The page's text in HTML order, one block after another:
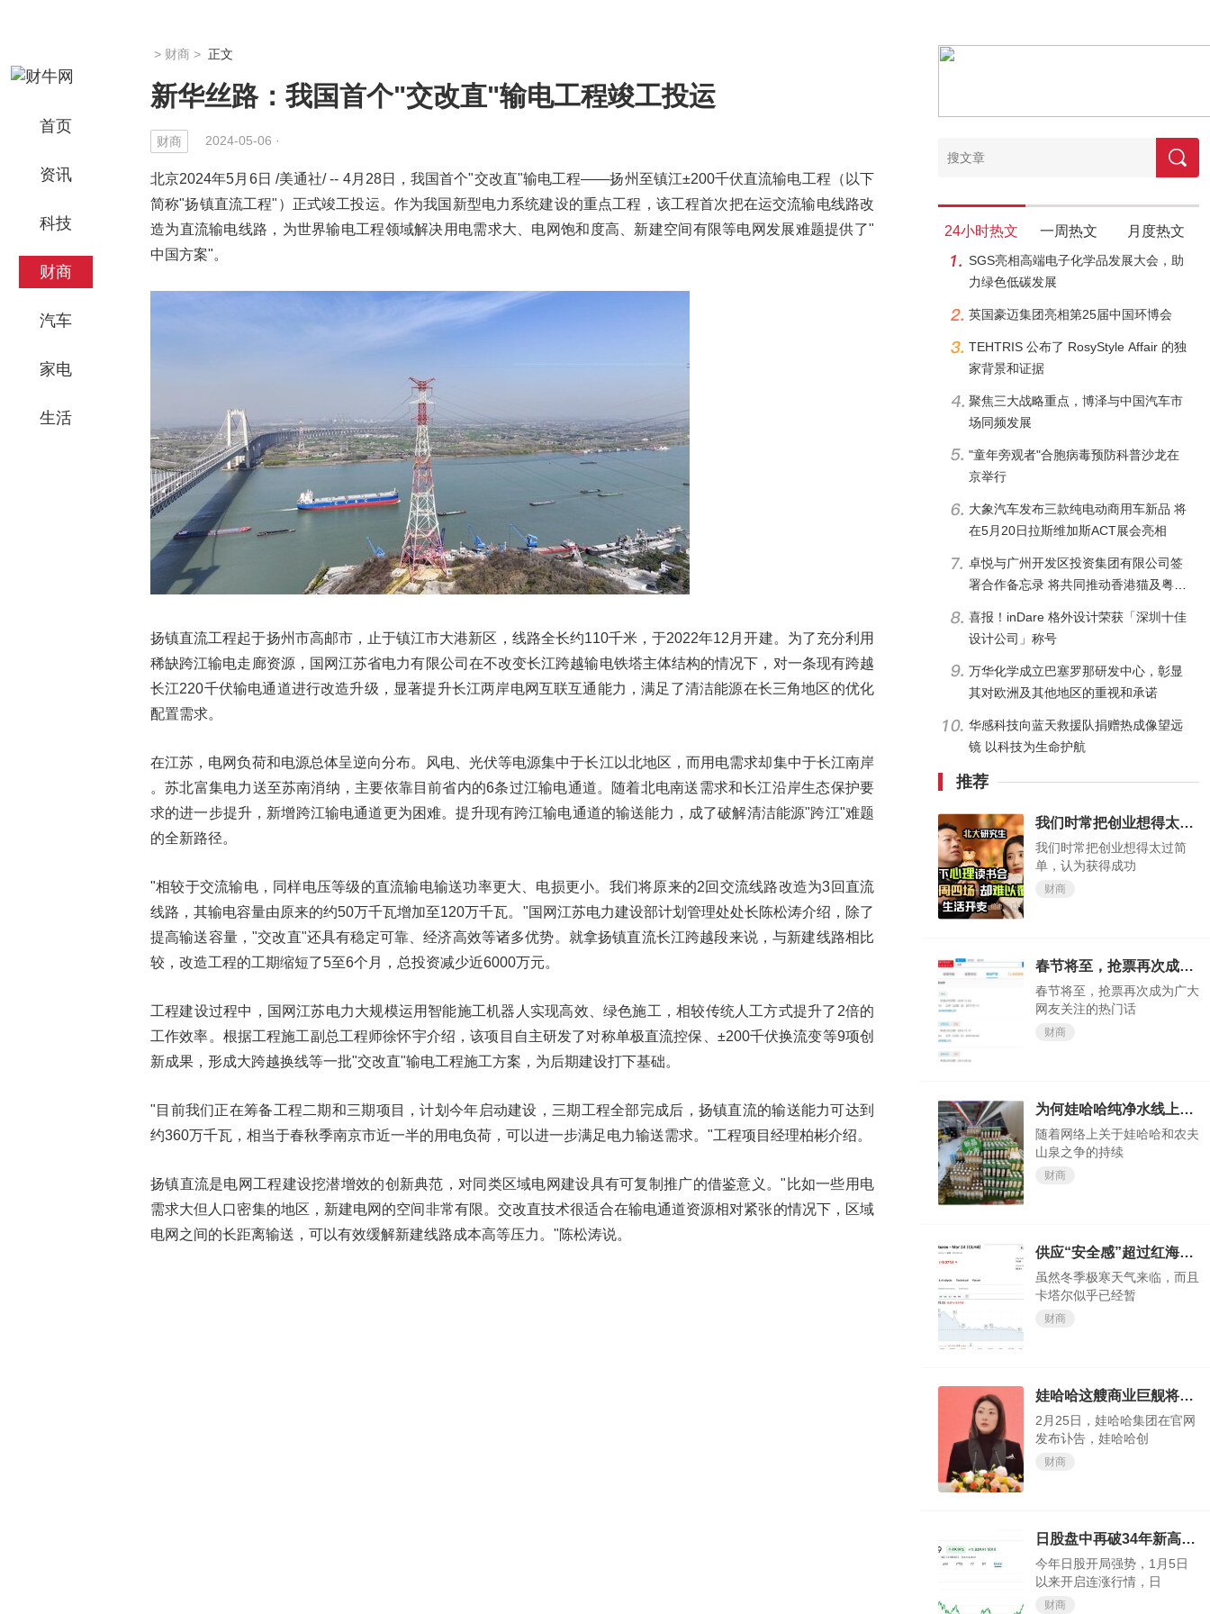
首页
资讯
科技
财商
汽车
家电
生活
> 财商 > 正文
新华丝路：我国首个"交改直"输电工程竣工投运
财商 2024-05-06 ·
北京2024年5月6日 /美通社/ -- 4月28日，我国首个"交改直"输电工程——扬州至镇江±200千伏直流输电工程（以下
简称"扬镇直流工程"）正式竣工投运。作为我国新型电力系统建设的重点工程，该工程首次把在运交流输电线路改
造为直流输电线路，为世界输电工程领域解决用电需求大、电网饱和度高、新建空间有限等电网发展难题提供了"
中国方案"。
扬镇直流工程起于扬州市高邮市，止于镇江市大港新区，线路全长约110千米，于2022年12月开建。为了充分利用
稀缺跨江输电走廊资源，国网江苏省电力有限公司在不改变长江跨越输电铁塔主体结构的情况下，对一条现有跨越
长江220千伏输电通道进行改造升级，显著提升长江两岸电网互联互通能力，满足了清洁能源在长三角地区的优化
配置需求。
在江苏，电网负荷和电源总体呈逆向分布。风电、光伏等电源集中于长江以北地区，而用电需求却集中于长江南岸
。苏北富集电力送至苏南消纳，主要依靠目前省内的6条过江输电通道。随着北电南送需求和长江沿岸生态保护要
求的进一步提升，新增跨江输电通道更为困难。提升现有跨江输电通道的输送能力，成了破解清洁能源"跨江"难题
的全新路径。
"相较于交流输电，同样电压等级的直流输电输送功率更大、电损更小。我们将原来的2回交流线路改造为3回直流
线路，其输电容量由原来的约50万千瓦增加至120万千瓦。"国网江苏电力建设部计划管理处处长陈松涛介绍，除了
提高输送容量，"交改直"还具有稳定可靠、经济高效等诸多优势。就拿扬镇直流长江跨越段来说，与新建线路相比
较，改造工程的工期缩短了5至6个月，总投资减少近6000万元。
工程建设过程中，国网江苏电力大规模运用智能施工机器人实现高效、绿色施工，相较传统人工方式提升了2倍的
工作效率。根据工程施工副总工程师徐怀宇介绍，该项目自主研发了对称单极直流控保、±200千伏换流变等9项创
新成果，形成大跨越换线等一批"交改直"输电工程施工方案，为后期建设打下基础。
"目前我们正在筹备工程二期和三期项目，计划今年启动建设，三期工程全部完成后，扬镇直流的输送能力可达到
约360万千瓦，相当于春秋季南京市近一半的用电负荷，可以进一步满足电力输送需求。"工程项目经理柏彬介绍。
扬镇直流是电网工程建设挖潜增效的创新典范，对同类区域电网建设具有可复制推广的借鉴意义。"比如一些用电
需求大但人口密集的地区，新建电网的空间非常有限。交改直技术很适合在输电通道资源相对紧张的情况下，区域
电网之间的长距离输送，可以有效缓解新建线路成本高等压力。"陈松涛说。
24小时热文 一周热文 月度热文
SGS亮相高端电子化学品发展大会，助
力绿色低碳发展
英国豪迈集团亮相第25届中国环博会
TEHTRIS 公布了 RosyStyle Affair 的独
家背景和证据
聚焦三大战略重点，博泽与中国汽车市
场同频发展
"童年旁观者"合胞病毒预防科普沙龙在
京举行
大象汽车发布三款纯电动商用车新品 将
在5月20日拉斯维加斯ACT展会亮相
卓悦与广州开发区投资集团有限公司签
署合作备忘录 将共同推动香港猫及粤港
喜报！inDare 格外设计荣获「深圳十佳
设计公司」称号
万华化学成立巴塞罗那研发中心，彰显
其对欧洲及其他地区的重视和承诺
华感科技向蓝天救援队捐赠热成像望远
镜 以科技为生命护航
推荐
我们时常把创业想得太过简单，认为获得成功轻而易举
我们时常把创业想得太过简
单，认为获得成功
财商
春节将至，抢票再次成为广大网友关注的热门话题
春节将至，抢票再次成为广大
网友关注的热门话
财商
为何娃哈哈纯净水线上会卖断货？
随着网络上关于娃哈哈和农夫
山泉之争的持续
财商
供应“安全感”超过红海“危机感”？欧洲天然气价格大跌
虽然冬季极寒天气来临，而且
卡塔尔似乎已经暂
财商
娃哈哈这艘商业巨舰将驶向何方，我们试目以待
2月25日，娃哈哈集团在官网
发布讣告，娃哈哈创
财商
日股盘中再破34年新高，今年还涨得动吗？
今年日股开局强势，1月5日
以来开启连涨行情，日
财商